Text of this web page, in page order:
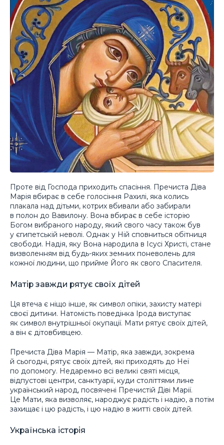
Проте від Господа приходить спасіння. Пречиста Діва
Марія вбирає в себе голосіння Рахилі, яка колись
плакала над дітьми, котрих вбивали або забирали
в полон до Вавилону. Вона вбирає в себе історію
Богом вибраного народу, який свого часу також був
у єгипетській неволі. Однак у Ній сповниться обітниця
свободи. Надія, яку Вона народила в Ісусі Христі, стане
визволенням від будь-яких земних поневолень для
кожної людини, що прийме Його як свого Спасителя.
Матір завжди рятує своїх дітей
Ця втеча є ніщо інше, як символ опіки, захисту матері
своєї дитини. Натомість поведінка Ірода виступає
як символ внутрішньої окупації. Мати рятує своїх дітей,
а він є дітовбивцею.
Пречиста Діва Марія — Матір, яка завжди, зокрема
й сьогодні, рятує своїх дітей, які приходять до Неї
по допомогу. Недаремно всі великі святі місця,
відпустові центри, санктуарії, куди століттями лине
український народ, посвячені Пречистій Діві Марії.
Це Мати, яка визволяє, народжує радість і надію, а потім
захищає і цю радість, і цю надію в житті своїх дітей.
Українська історія